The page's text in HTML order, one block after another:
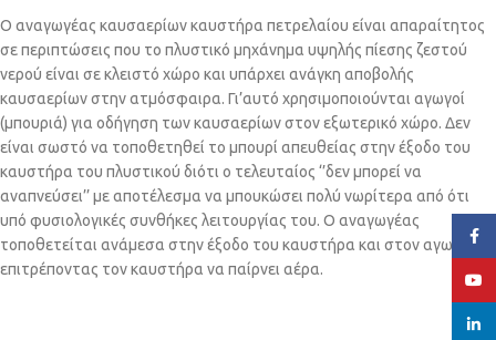
Ο αναγωγέας καυσαερίων καυστήρα πετρελαίου είναι απαραίτητος
σε περιπτώσεις που το πλυστικό μηχάνημα υψηλής πίεσης ζεστού
νερού είναι σε κλειστό χώρο και υπάρχει ανάγκη αποβολής
καυσαερίων στην ατμόσφαιρα. Γι’αυτό χρησιμοποιούνται αγωγοί
(μπουριά) για οδήγηση των καυσαερίων στον εξωτερικό χώρο. Δεν
είναι σωστό να τοποθετηθεί το μπουρί απευθείας στην έξοδο του
καυστήρα του πλυστικού διότι ο τελευταίος ‘’δεν μπορεί να
αναπνεύσει’’ με αποτέλεσμα να μπουκώσει πολύ νωρίτερα από ότι
υπό φυσιολογικές συνθήκες λειτουργίας του. Ο αναγωγέας
τοποθετείται ανάμεσα στην έξοδο του καυστήρα και στον αγωγό,
επιτρέποντας τον καυστήρα να παίρνει αέρα.